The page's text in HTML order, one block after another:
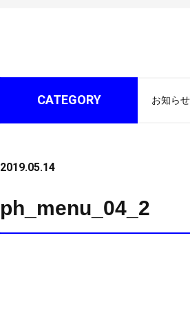
CATEGORY お知らせ
2019.05.14
ph_menu_04_2